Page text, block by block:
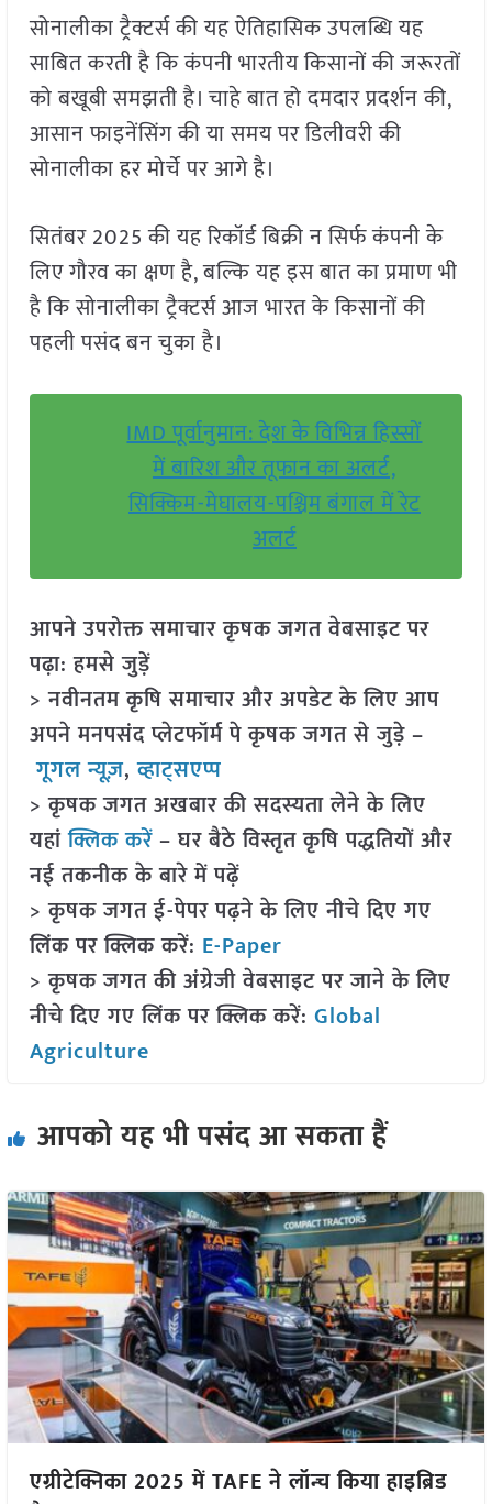
सोनालीका ट्रैक्टर्स की यह ऐतिहासिक उपलब्धि यह
साबित करती है कि कंपनी भारतीय किसानों की जरूरतों
को बखूबी समझती है। चाहे बात हो दमदार प्रदर्शन की,
आसान फाइनेंसिंग की या समय पर डिलीवरी की
सोनालीका हर मोर्चे पर आगे है।
सितंबर 2025 की यह रिकॉर्ड बिक्री न सिर्फ कंपनी के
लिए गौरव का क्षण है, बल्कि यह इस बात का प्रमाण भी
है कि सोनालीका ट्रैक्टर्स आज भारत के किसानों की
पहली पसंद बन चुका है।
IMD पूर्वानुमान: देश के विभिन्न हिस्सों
में बारिश और तूफान का अलर्ट,
सिक्किम-मेघालय-पश्चिम बंगाल में रेट
अलर्ट
आपने उपरोक्त समाचार कृषक जगत वेबसाइट पर
पढ़ा: हमसे जुड़ें
> नवीनतम कृषि समाचार और अपडेट के लिए आप
अपने मनपसंद प्लेटफॉर्म पे कृषक जगत से जुड़े –
गूगल न्यूज़,व्हाट्सएप्प
> कृषक जगत अखबार की सदस्यता लेने के लिए
यहांक्लिक करें– घर बैठे विस्तृत कृषि पद्धतियों और
नई तकनीक के बारे में पढ़ें
> कृषक जगत ई-पेपर पढ़ने के लिए नीचे दिए गए
लिंक पर क्लिक करें: E-Paper
> कृषक जगत की अंग्रेजी वेबसाइट पर जाने के लिए
नीचे दिए गए लिंक पर क्लिक करें: Global
Agriculture
आपको यह भी पसंद आ सकता हैं
एग्रीटेक्निका 2025 में TAFE ने लॉन्च किया हाइब्रिड